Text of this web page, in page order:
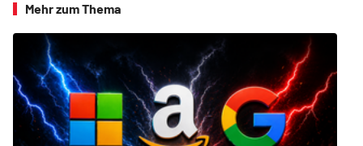
Mehr zum Thema